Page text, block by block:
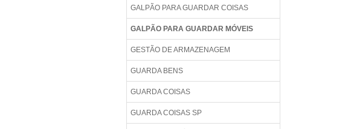
GALPÃO PARA GUARDAR COISAS
GALPÃO PARA GUARDAR MÓVEIS
GESTÃO DE ARMAZENAGEM
GUARDA BENS
GUARDA COISAS
GUARDA COISAS SP